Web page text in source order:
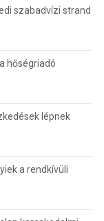
szabadvízi strand
hőségriadó
lépnek
a rendkívüli